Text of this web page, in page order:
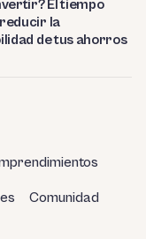
El tiempo
la
de tus ahorros
Comunidad